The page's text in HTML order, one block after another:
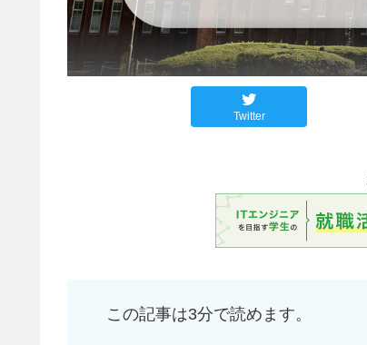
Twitter
この記事は3分で読めます。